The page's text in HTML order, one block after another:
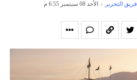
فريق التحرير - الأحد 08 سبتمبر 6:55 م